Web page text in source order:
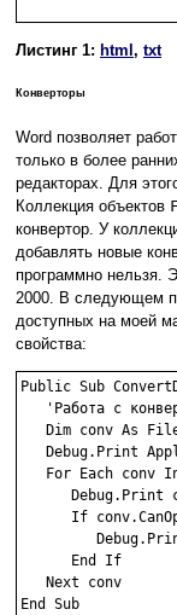
Листинг 1: html , txt
Конверторы
Word позволяет
только в более
редакторах. Для
Коллекция объектов
конвертор. У
добавлять новые
программно нельзя.
2000. В следующем
доступных на моей
свойства:
Public Sub
'Работа с
Dim conv As
Debug.Print
For Each conv
Debug.Print
If
      End If
   Next conv
End Sub